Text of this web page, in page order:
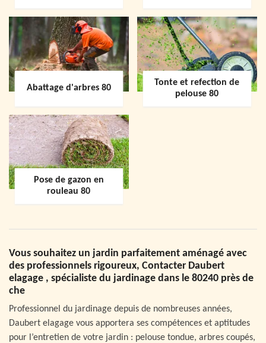
Abattage d'arbres 80
Tonte et refection de
pelouse 80
Pose de gazon en
rouleau 80
Vous souhaitez un jardin parfaitement aménagé avec
des professionnels rigoureux, Contacter Daubert
elagage , spécialiste du jardinage dans le 80240 près de
che
Professionnel du jardinage depuis de nombreuses années,
Daubert elagage vous apportera ses compétences et aptitudes
pour l’entretien de votre jardin : pelouse tondue, arbres coupés,